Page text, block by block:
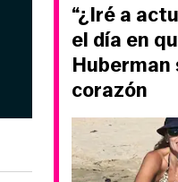
“¿Iré a
el día en
Huberman
corazón